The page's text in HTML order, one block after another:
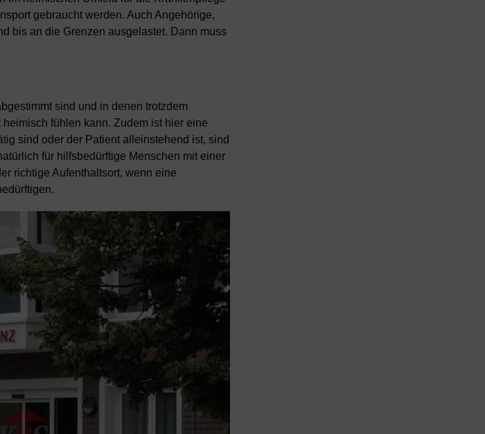
gebraucht werden. Auch Angehörige,
bis an die Grenzen ausgelastet. Dann muss
sind und in denen trotzdem
fühlen kann. Zudem ist hier eine
sind oder der Patient alleinstehend ist, sind
für hilfsbedürftige Menschen mit einer
richtige Aufenthaltsort, wenn eine